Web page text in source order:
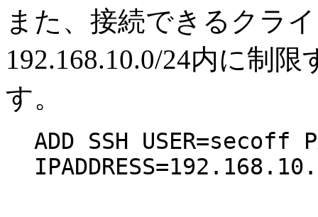
また、接続できるクラ
192.168.10.0/24内に制
す。
ADD SSH USER=secoff